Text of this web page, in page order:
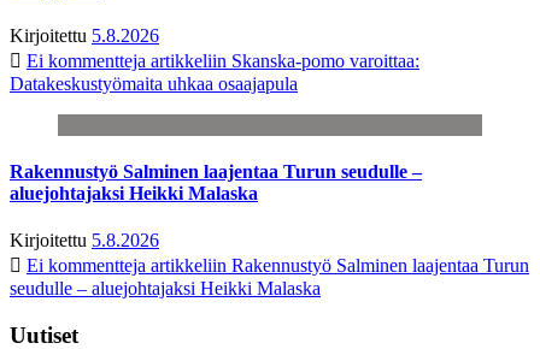
Kirjoitettu 5.8.2026
Ei kommentteja artikkeliin Skanska-pomo varoittaa:
Datakeskustyömaita uhkaa osaajapula
Rakennustyö Salminen laajentaa Turun seudulle –
aluejohtajaksi Heikki Malaska
Kirjoitettu 5.8.2026
Ei kommentteja artikkeliin Rakennustyö Salminen laajentaa Turun
seudulle – aluejohtajaksi Heikki Malaska
Uutiset